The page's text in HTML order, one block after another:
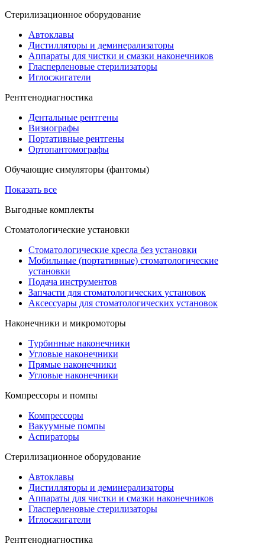
Стерилизационное оборудование
Автоклавы
Дистилляторы и деминерализаторы
Аппараты для чистки и смазки наконечников
Гласперленовые стерилизаторы
Иглосжигатели
Рентгенодиагностика
Дентальные рентгены
Визиографы
Портативные рентгены
Ортопантомографы
Обучающие симуляторы (фантомы)
Показать все
Выгодные комплекты
Стоматологические установки
Стоматологические кресла без установки
Мобильные (портативные) стоматологические
установки
Подача инструментов
Запчасти для стоматологических установок
Аксессуары для стоматологических установок
Наконечники и микромоторы
Турбинные наконечники
Угловые наконечники
Прямые наконечники
Угловые наконечники
Компрессоры и помпы
Компрессоры
Вакуумные помпы
Аспираторы
Стерилизационное оборудование
Автоклавы
Дистилляторы и деминерализаторы
Аппараты для чистки и смазки наконечников
Гласперленовые стерилизаторы
Иглосжигатели
Рентгенодиагностика